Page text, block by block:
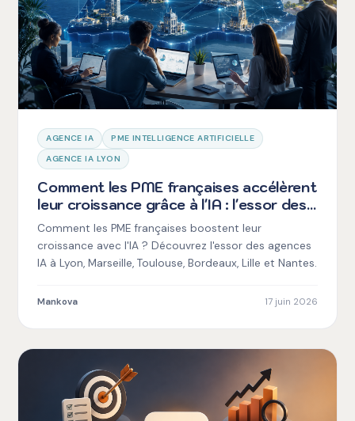
AGENCE IA
PME INTELLIGENCE ARTIFICIELLE
AGENCE IA LYON
Comment les PME françaises accélèrent
leur croissance grâce à l'IA : l'essor des
agences IA en région
Comment les PME françaises boostent leur
croissance avec l'IA ? Découvrez l'essor des agences
IA à Lyon, Marseille, Toulouse, Bordeaux, Lille et Nantes.
Mankova 17 juin 2026